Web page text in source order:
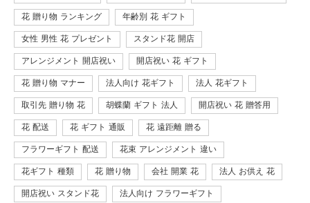
花 贈り物 ランキング 年齢別 花 ギフト
女性 男性 花 プレゼント スタンド花 開店
アレンジメント 開店祝い 開店祝い 花 ギフト
花 贈り物 マナー 法人向け 花ギフト 法人 花ギフト
取引先 贈り物 花 胡蝶蘭 ギフト 法人 開店祝い 花 贈答用
花 配送 花 ギフト 通販 花 遠距離 贈る
フラワーギフト 配送 花束 アレンジメント 違い
花ギフト 種類 花 贈り物 会社 開業 花 法人 お供え 花
開店祝い スタンド花 法人向け フラワーギフト